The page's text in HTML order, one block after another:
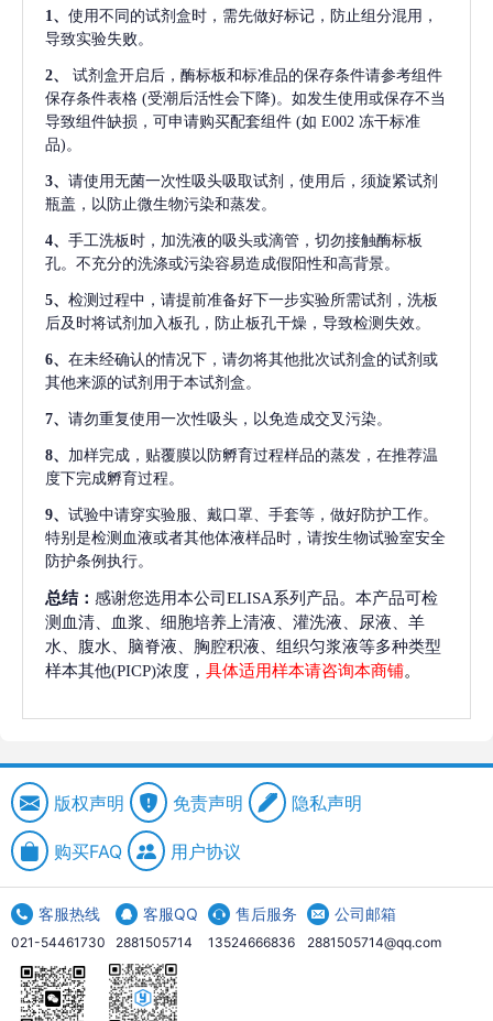
1、 使用不同的试剂盒时，需先做好标记，防止组分混用，
导致实验失败。
2、
试剂盒开启后，酶标板和标准品的保存条件请参考组件
保存条件表格 (受潮后活性会下降)。如发生使用或保存不当
导致组件缺损，可申请购买配套组件 (如 E002 冻干标准
品)。
3、 请使用无菌一次性吸头吸取试剂，使用后，须旋紧试剂
瓶盖，以防止微生物污染和蒸发。
4、 手工洗板时，加洗液的吸头或滴管，切勿接触酶标板
孔。不充分的洗涤或污染容易造成假阳性和高背景。
5、 检测过程中，请提前准备好下一步实验所需试剂，洗板
后及时将试剂加入板孔，防止板孔干燥，导致检测失效。
6、 在未经确认的情况下，请勿将其他批次试剂盒的试剂或
其他来源的试剂用于本试剂盒。
7、 请勿重复使用一次性吸头，以免造成交叉污染。
8、 加样完成，贴覆膜以防孵育过程样品的蒸发，在推荐温
度下完成孵育过程。
9、 试验中请穿实验服、戴口罩、手套等，做好防护工作。
特别是检测血液或者其他体液样品时，请按生物试验室安全
防护条例执行。
总结： 感谢您选用本公司ELISA系列产品。本产品可检
测血清、血浆、细胞培养上清液、灌洗液、尿液、羊
水、腹水、脑脊液、胸腔积液、组织匀浆液等多种类型
样本其他(PICP)浓度， 具体适用样本请咨询本商铺。
版权声明 免责声明 隐私声明
购买FAQ 用户协议
客服热线
021-54461730
客服QQ
2881505714
售后服务
13524666836
公司邮箱
2881505714@qq.com